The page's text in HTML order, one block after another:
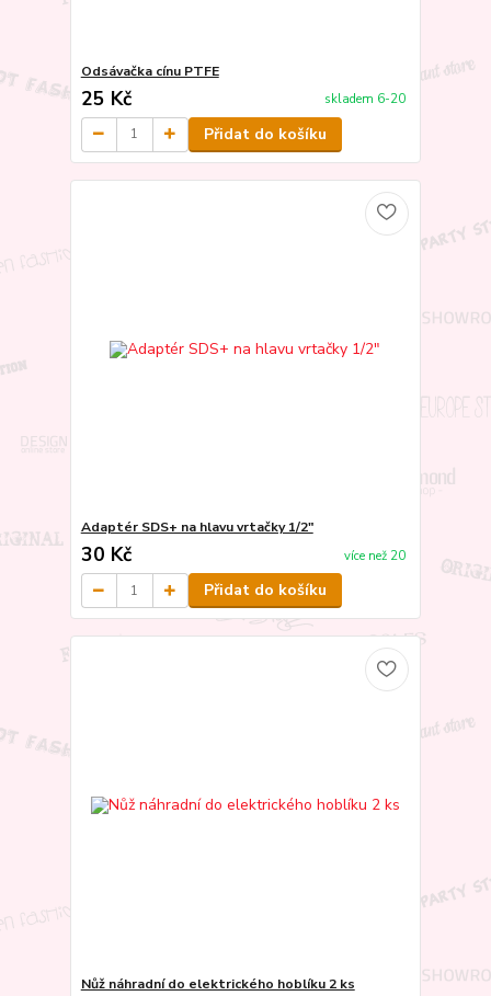
Odsávačka cínu PTFE
25 Kč skladem 6-20
Přidat do košíku
Adaptér SDS+ na hlavu vrtačky 1/2"
30 Kč více než 20
Přidat do košíku
Nůž náhradní do elektrického hoblíku 2 ks